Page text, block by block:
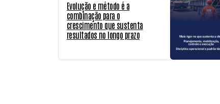
Evolução e método é a
combinação para o
crescimento que sustenta
resultados no longo prazo